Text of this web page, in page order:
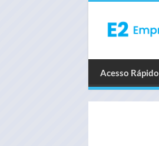
Acesso Rápido